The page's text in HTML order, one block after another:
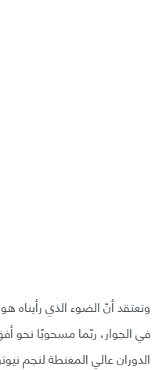
وتعتقد أنّ الضوء الذي رأيناه
في الجوار، ربّما مسحوبًا نحو
الدوران عالي المغنطة لنجم